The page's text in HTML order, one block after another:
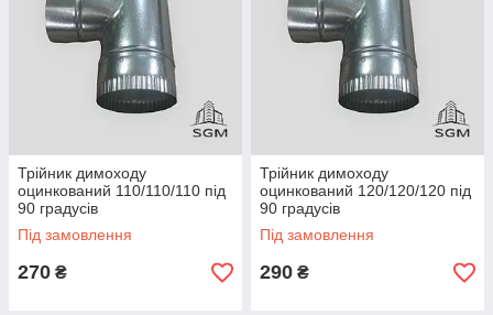
Трійник димоходу
оцинкований 110/110/110 під
90 градусів
Під замовлення
270 ₴
Трійник димоходу
оцинкований 120/120/120 під
90 градусів
Під замовлення
290 ₴